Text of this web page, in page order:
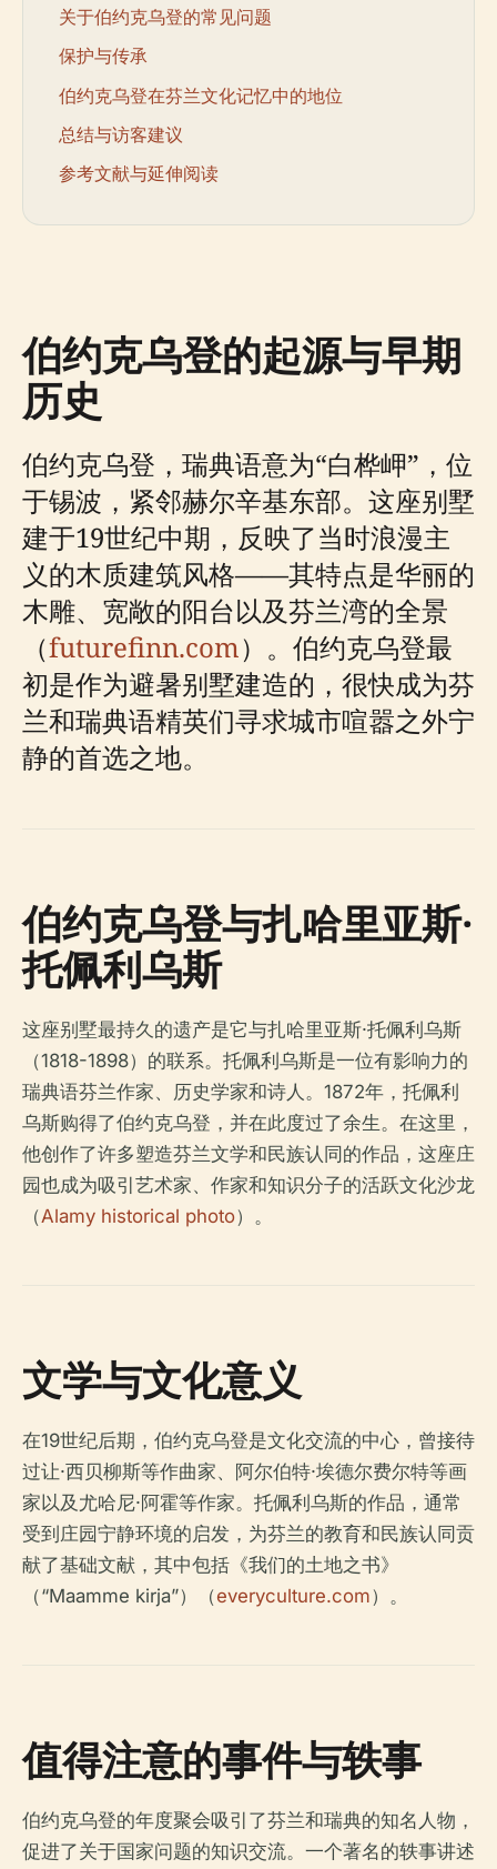
关于伯约克乌登的常见问题
保护与传承
伯约克乌登在芬兰文化记忆中的地位
总结与访客建议
参考文献与延伸阅读
伯约克乌登的起源与早期
历史
伯约克乌登，瑞典语意为“白桦岬”，位
于锡波，紧邻赫尔辛基东部。这座别墅
建于19世纪中期，反映了当时浪漫主
义的木质建筑风格——其特点是华丽的
木雕、宽敞的阳台以及芬兰湾的全景
（futurefinn.com）。伯约克乌登最
初是作为避暑别墅建造的，很快成为芬
兰和瑞典语精英们寻求城市喧嚣之外宁
静的首选之地。
伯约克乌登与扎哈里亚斯·
托佩利乌斯
这座别墅最持久的遗产是它与扎哈里亚斯·托佩利乌斯
（1818-1898）的联系。托佩利乌斯是一位有影响力的
瑞典语芬兰作家、历史学家和诗人。1872年，托佩利
乌斯购得了伯约克乌登，并在此度过了余生。在这里，
他创作了许多塑造芬兰文学和民族认同的作品，这座庄
园也成为吸引艺术家、作家和知识分子的活跃文化沙龙
（Alamy historical photo）。
文学与文化意义
在19世纪后期，伯约克乌登是文化交流的中心，曾接待
过让·西贝柳斯等作曲家、阿尔伯特·埃德尔费尔特等画
家以及尤哈尼·阿霍等作家。托佩利乌斯的作品，通常
受到庄园宁静环境的启发，为芬兰的教育和民族认同贡
献了基础文献，其中包括《我们的土地之书》
（“Maamme kirja”）（everyculture.com）。
值得注意的事件与轶事
伯约克乌登的年度聚会吸引了芬兰和瑞典的知名人物，
促进了关于国家问题的知识交流。一个著名的轶事讲述